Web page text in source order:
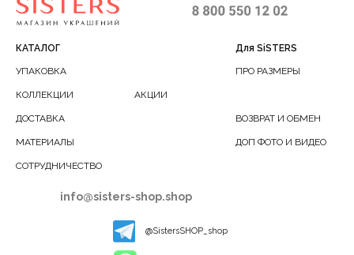
КАТАЛОГ Для SiSTERS
info@sisters-shop.shop
УПАКОВКА
ДОСТАВКА
КОЛЛЕКЦИИ
ПРО РАЗМЕРЫ
АКЦИИ
ВОЗВРАТ И ОБМЕН
ДОП ФОТО И ВИДЕО
@SistersSHOP_shop
МАТЕРИАЛЫ
СОТРУДНИЧЕСТВО